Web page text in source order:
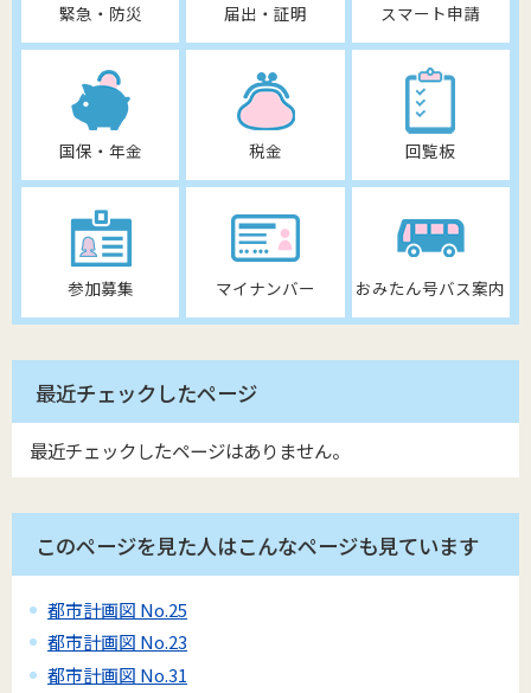
緊急・防災 届出・証明 スマート申請
国保・年金 税金 回覧板
参加募集 マイナンバー おみたん号バス案内
最近チェックしたページ
最近チェックしたページはありません。
このページを見た人はこんなページも見ています
都市計画図 No.25
都市計画図 No.23
都市計画図 No.31